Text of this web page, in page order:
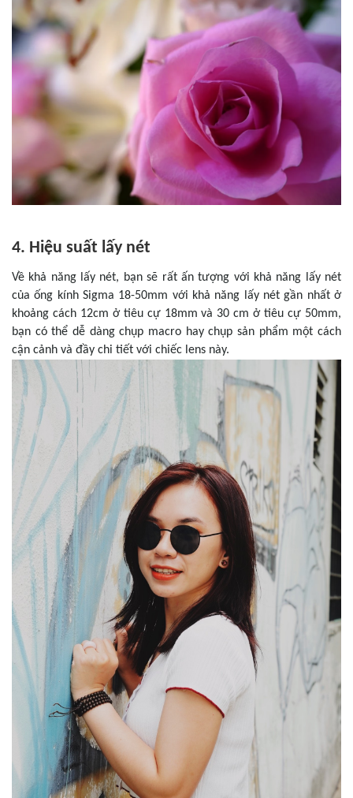
4. Hiệu suất lấy nét
Về khả năng lấy nét, bạn sẽ rất ấn tượng với khả năng lấy nét
của ống kính Sigma 18-50mm với khả năng lấy nét gần nhất ở
khoảng cách 12cm ở tiêu cự 18mm và 30 cm ở tiêu cự 50mm,
bạn có thể dễ dàng chụp macro hay chụp sản phẩm một cách
cận cảnh và đầy chi tiết với chiếc lens này.